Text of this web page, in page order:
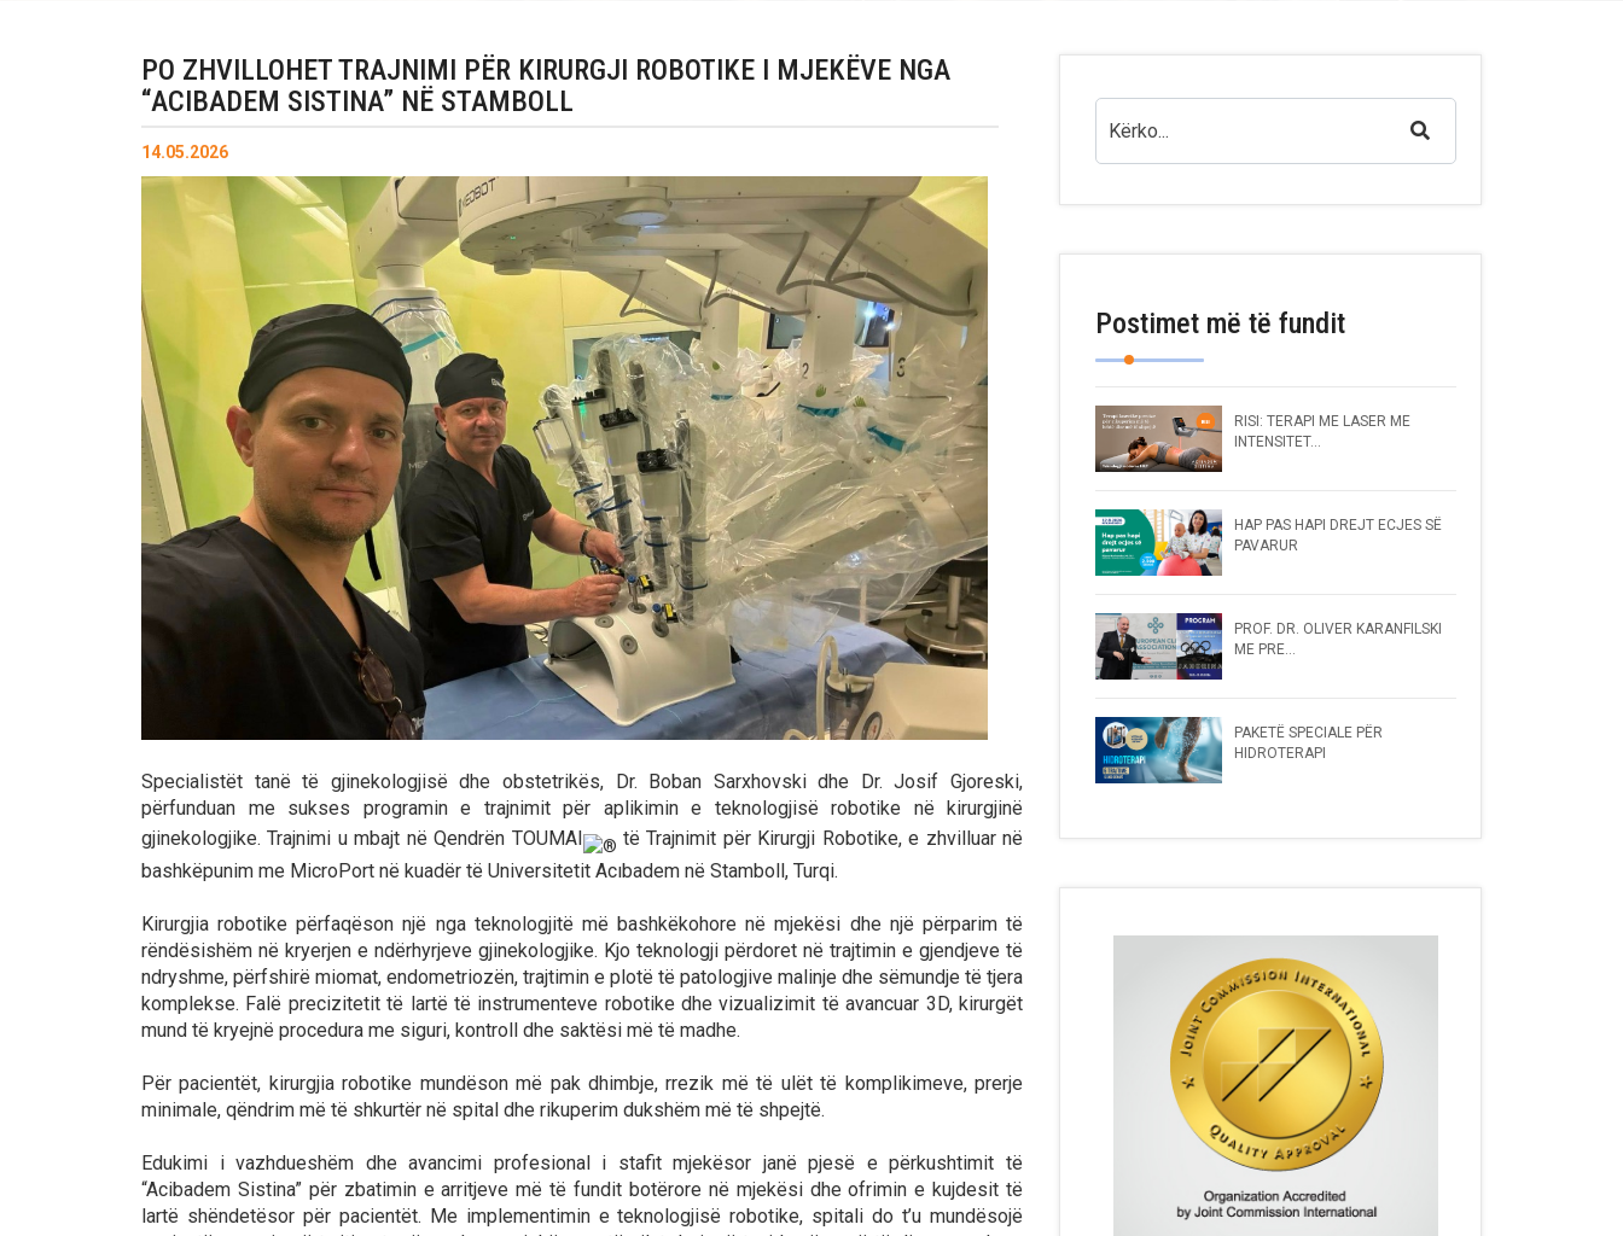
PO ZHVILLOHET TRAJNIMI PËR KIRURGJI ROBOTIKE I MJEKËVE NGA
“ACIBADEM SISTINA” NË STAMBOLL
14.05.2026
Specialistët tanë të gjinekologjisë dhe obstetrikës, Dr. Boban Sarxhovski dhe Dr. Josif Gjoreski,
përfunduan me sukses programin e trajnimit për aplikimin e teknologjisë robotike në kirurgjinë
gjinekologjike. Trajnimi u mbajt në Qendrën TOUMAI
të Trajnimit për Kirurgji Robotike, e zhvilluar në
bashkëpunim me MicroPort në kuadër të Universitetit Acıbadem në Stamboll, Turqi.
Kirurgjia robotike përfaqëson një nga teknologjitë më bashkëkohore në mjekësi dhe një përparim të
rëndësishëm në kryerjen e ndërhyrjeve gjinekologjike. Kjo teknologji përdoret në trajtimin e gjendjeve të
ndryshme, përfshirë miomat, endometriozën, trajtimin e plotë të patologjive malinje dhe sëmundje të tjera
komplekse. Falë precizitetit të lartë të instrumenteve robotike dhe vizualizimit të avancuar 3D, kirurgët
mund të kryejnë procedura me siguri, kontroll dhe saktësi më të madhe.
Për pacientët, kirurgjia robotike mundëson më pak dhimbje, rrezik më të ulët të komplikimeve, prerje
minimale, qëndrim më të shkurtër në spital dhe rikuperim dukshëm më të shpejtë.
Edukimi i vazhdueshëm dhe avancimi profesional i stafit mjekësor janë pjesë e përkushtimit të
“Acibadem Sistina” për zbatimin e arritjeve më të fundit botërore në mjekësi dhe ofrimin e kujdesit të
lartë shëndetësor për pacientët. Me implementimin e teknologjisë robotike, spitali do t’u mundësojë
Postimet më të fundit
RISI: TERAPI ME LASER ME
INTENSITET...
HAP PAS HAPI DREJT ECJES SË
PAVARUR
PROF. DR. OLIVER KARANFILSKI
ME PRE...
PAKETË SPECIALE PËR
HIDROTERAPI